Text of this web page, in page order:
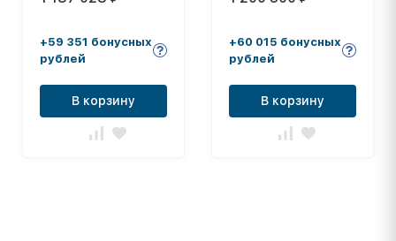
+59 351 бонусных
рублей
В корзину
+60 015 бонусных
рублей
В корзину